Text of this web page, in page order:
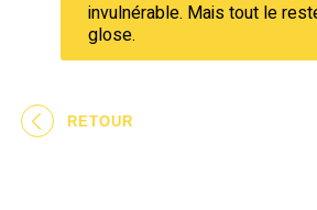
invulnérable. Mais tout le
glose.
RETOUR